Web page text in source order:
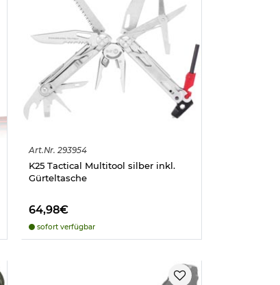
Art.Nr. 293954
K25 Tactical Multitool silber inkl.
Gürteltasche
64,98€
sofort verfügbar